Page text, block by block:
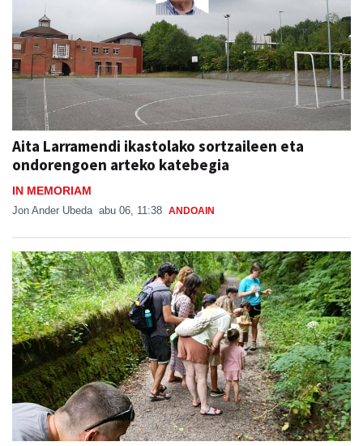
Aita Larramendi ikastolako sortzaileen eta
ondorengoen arteko katebegia
IN MEMORIAM
Jon Ander Ubeda abu 06, 11:38 ANDOAIN